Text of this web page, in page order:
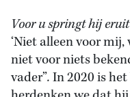
Voor u springt hij
‘Niet alleen voor
niet voor niets
vader”.In 2020 is